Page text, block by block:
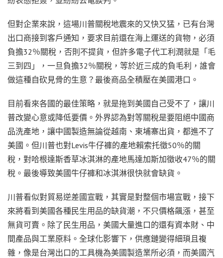
但對企業來說，這場川普關稅地震來的又快又猛，已有台灣
出口商接到客戶通知，要求目前還在海上運送的貨物，必須
負擔32％關稅，否則不提貨，但許多電子代工利潤就是「毛
三到四」，一旦負擔32％關稅，等於近三成的負毛利，誰會
做這種自砍見骨的生意？最後商品全積壓在美國港口。
目前看來各國的最佳策略，就是拖到美國自己受不了，讓川
普改變心意或降低要價。外界認為對等關稅是要阻絕中國商
品洗產地，讓中國製造無論從越南、柬埔寨出貨，都進不了
美國。但川普也對Levis牛仔褲的產地賴索托徵50％的關
稅，對哈根達斯香草冰淇淋的產地馬達加斯加徵收47％的關
稅。最後導致美國牛仔褲和冰淇淋很快就會缺貨。
川普看似對貿易逆差國宣戰，其實是對整個市場宣戰，接下
來將看到美國各種民生用品的缺貨潮，不只價格飆漲，甚至
無貨可賣。除了民生用品，美國大量進口的還有資本財、中
間產品與工業原料。全球化影響下，供應鏈變得細瑣且複
雜，像是台灣出口的工具機為美國製造業所必須，而美國汽